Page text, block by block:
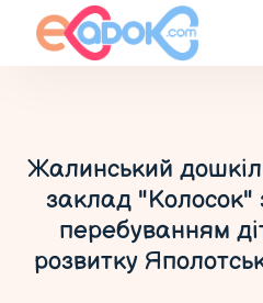
Жалинський
заклад "Колосок"
перебуванням
розвитку